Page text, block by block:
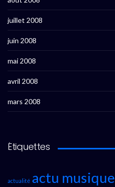
juillet 2008
juin 2008
mai 2008
avril 2008
mars 2008
Étiquettes
actualité actu musique